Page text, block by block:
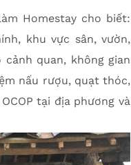
Homestay cho biết:
khu vực sân, vườn,
quan, không gian
nấu rượu, quạt thóc,
tại địa phương và